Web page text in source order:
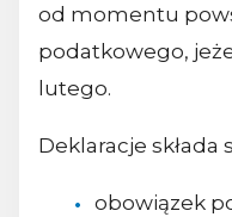
od momentu
podatkowego,
lutego.
Deklaracje składa
obowiązek